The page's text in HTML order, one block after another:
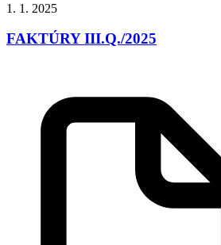
1. 1. 2025
FAKTÚRY III.Q./2025